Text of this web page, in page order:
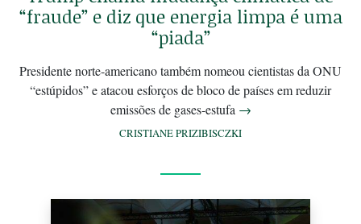
“fraude” e diz que energia limpa é uma
“piada”
Presidente norte-americano também nomeou cientistas da ONU
“estúpidos” e atacou esforços de bloco de países em reduzir
emissões de gases-estufa →
CRISTIANE PRIZIBISCZKI